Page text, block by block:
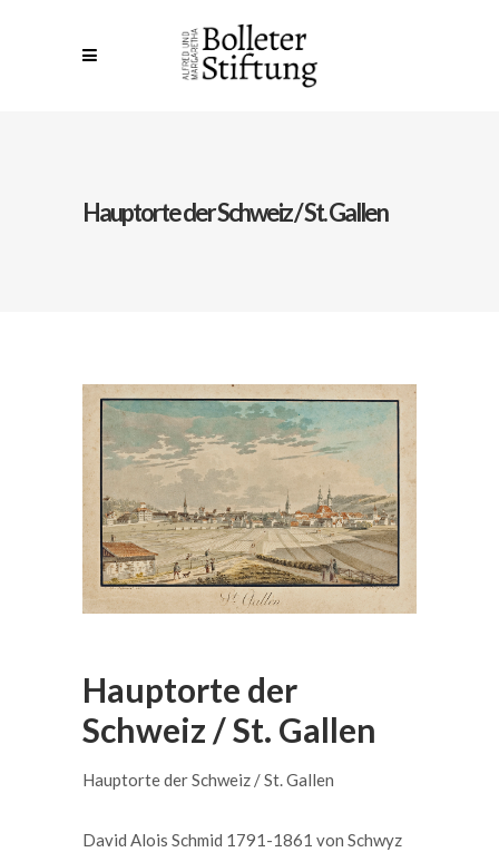
Hauptorte der Schweiz / St. Gallen
Hauptorte der
Schweiz / St. Gallen
Hauptorte der Schweiz / St. Gallen
David Alois Schmid 1791-1861 von Schwyz